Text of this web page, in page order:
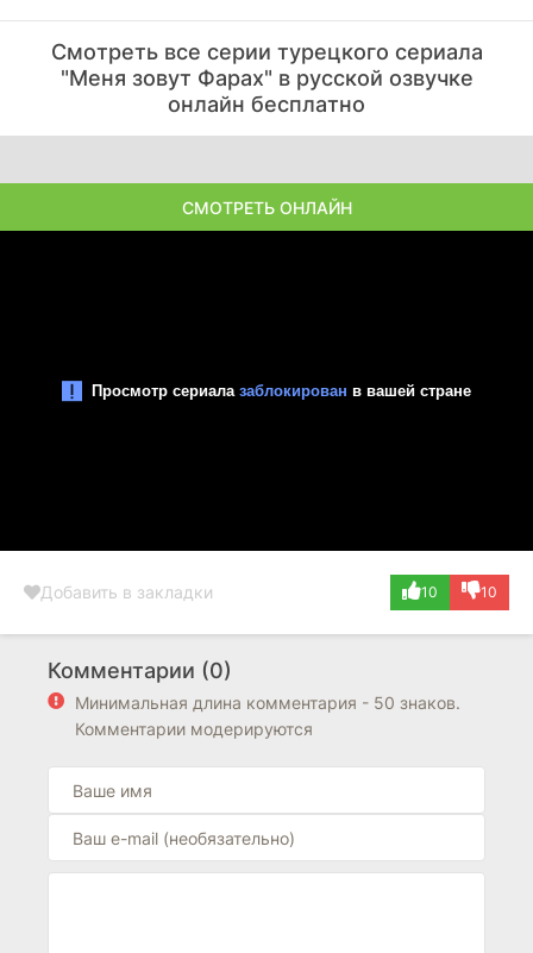
решение может стать последним. Фарах стремится к
свободе и спасению сына, а Тахир — к искуплению своих
грехов. Их путь полон неожиданных поворотов и
Cмoтpeть вce cepии туpeцкoгo cepиaлa
"Меня зовут Фарах" в pуccкoй oзвучкe
oнлaйн бecплaтнo
СМОТРЕТЬ ОНЛАЙН
Добавить в закладки 10 10
Комментарии (0)
Минимальная длина комментария - 50 знаков.
Комментарии модерируются